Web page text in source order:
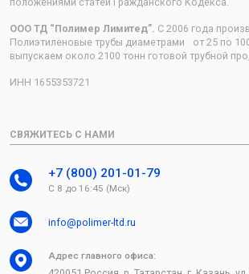
ООО ТД “Полимер Лимитед”. С 2006 года
Полиэтиленовые трубы диаметрами от 25 по
выпускаем около 2100 тонн готовой трубной
ИНН 1655353721
СВЯЖИТЕСЬ С НАМИ
+7 (800) 201-01-79
С 8 до 16:45 (Мск)
info@polimer-ltd.ru
Адрес главного офиса: